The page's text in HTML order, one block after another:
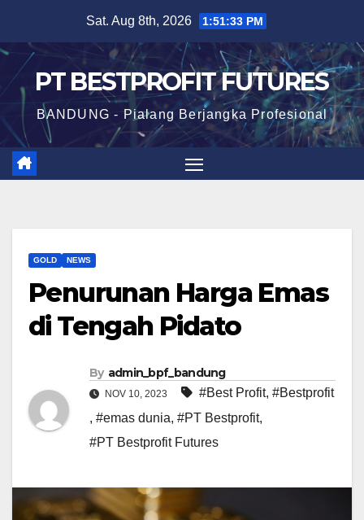
content
Sat. Aug 8th, 2026 1:51:34 PM
PT BESTPROFIT FUTURES
BANDUNG - Pialang Berjangka Profesional
GOLD NEWS
Penurunan Harga Emas
di Tengah Pidato
By admin_bpf_bandung
NOV 10, 2023 #Best Profit, #Bestprofit
, #emas dunia, #PT Bestprofit,
#PT Bestprofit Futures